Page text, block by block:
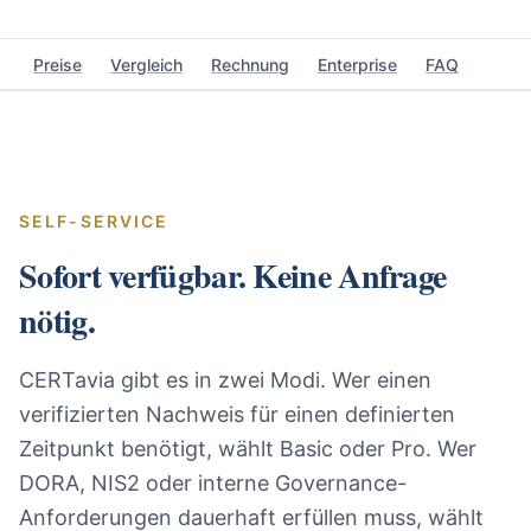
Preise Vergleich Rechnung Enterprise FAQ
SELF-SERVICE
Sofort verfügbar. Keine Anfrage
nötig.
CERTavia gibt es in zwei Modi. Wer einen
verifizierten Nachweis für einen definierten
Zeitpunkt benötigt, wählt Basic oder Pro. Wer
DORA, NIS2 oder interne Governance-
Anforderungen dauerhaft erfüllen muss, wählt